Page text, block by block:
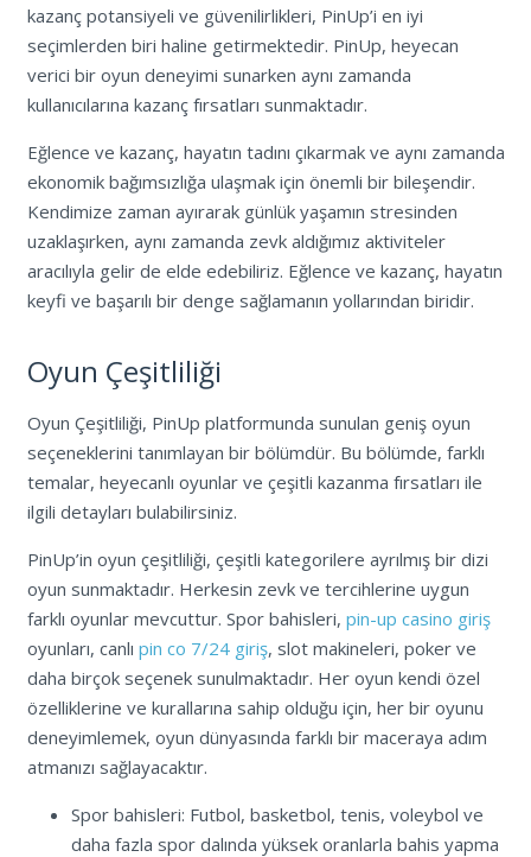
kazanç potansiyeli ve güvenilirlikleri, PinUp’i en iyi
seçimlerden biri haline getirmektedir. PinUp, heyecan
verici bir oyun deneyimi sunarken aynı zamanda
kullanıcılarına kazanç fırsatları sunmaktadır.
Eğlence ve kazanç, hayatın tadını çıkarmak ve aynı zamanda
ekonomik bağımsızlığa ulaşmak için önemli bir bileşendir.
Kendimize zaman ayırarak günlük yaşamın stresinden
uzaklaşırken, aynı zamanda zevk aldığımız aktiviteler
aracılıyla gelir de elde edebiliriz. Eğlence ve kazanç, hayatın
keyfi ve başarılı bir denge sağlamanın yollarından biridir.
Oyun Çeşitliliği
Oyun Çeşitliliği, PinUp platformunda sunulan geniş oyun
seçeneklerini tanımlayan bir bölümdür. Bu bölümde, farklı
temalar, heyecanlı oyunlar ve çeşitli kazanma fırsatları ile
ilgili detayları bulabilirsiniz.
PinUp’in oyun çeşitliliği, çeşitli kategorilere ayrılmış bir dizi
oyun sunmaktadır. Herkesin zevk ve tercihlerine uygun
farklı oyunlar mevcuttur. Spor bahisleri, pin-up casino giriş
oyunları, canlı pin co 7/24 giriş, slot makineleri, poker ve
daha birçok seçenek sunulmaktadır. Her oyun kendi özel
özelliklerine ve kurallarına sahip olduğu için, her bir oyunu
deneyimlemek, oyun dünyasında farklı bir maceraya adım
atmanızı sağlayacaktır.
Spor bahisleri: Futbol, ​​basketbol, ​​tenis, voleybol ve
daha fazla spor dalında yüksek oranlarla bahis yapma